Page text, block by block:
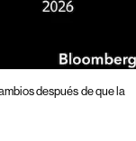
después de que la